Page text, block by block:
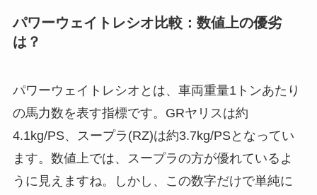
パワーウェイトレシオ比較：数値上の優劣
は？
パワーウェイトレシオとは、車両重量1トンあたり
の馬力数を表す指標です。GRヤリスは約
4.1kg/PS、スープラ(RZ)は約3.7kg/PSとなってい
ます。数値上では、スープラの方が優れているよ
うに見えますね。しかし、この数字だけで単純に